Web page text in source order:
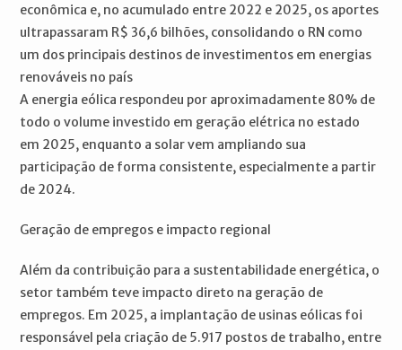
econômica e, no acumulado entre 2022 e 2025, os aportes
ultrapassaram R$ 36,6 bilhões, consolidando o RN como
um dos principais destinos de investimentos em energias
renováveis no país
A energia eólica respondeu por aproximadamente 80% de
todo o volume investido em geração elétrica no estado
em 2025, enquanto a solar vem ampliando sua
participação de forma consistente, especialmente a partir
de 2024.
Geração de empregos e impacto regional
Além da contribuição para a sustentabilidade energética, o
setor também teve impacto direto na geração de
empregos. Em 2025, a implantação de usinas eólicas foi
responsável pela criação de 5.917 postos de trabalho, entre